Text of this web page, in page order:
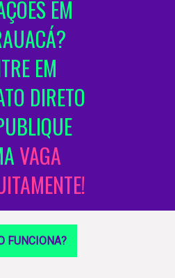
EM
EM
DIRETO
VAGA
FUNCIONA?